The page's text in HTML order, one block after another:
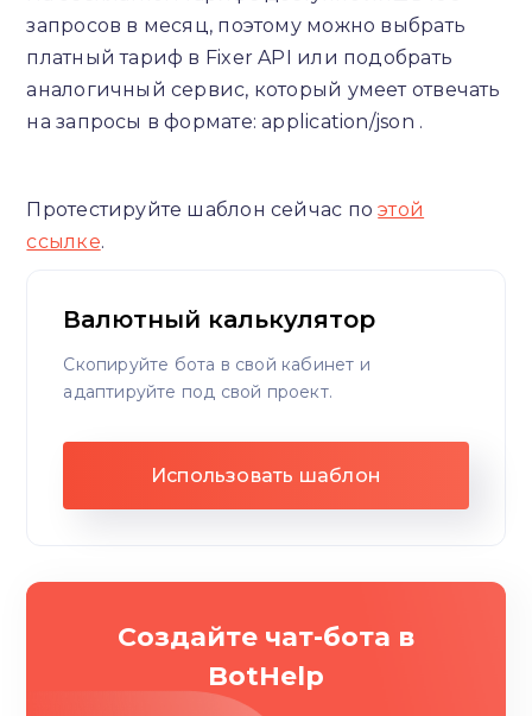
запросов в месяц, поэтому можно выбрать
платный тариф в Fixer API или подобрать
аналогичный сервис, который умеет отвечать
на запросы в формате: application/json .
Протестируйте шаблон сейчас поэтой
ссылке.
Валютный калькулятор
Скопируйте бота в свой кабинет и
адаптируйте под свой проект.
Использовать шаблон
Создайте чат-бота в
BotHelp